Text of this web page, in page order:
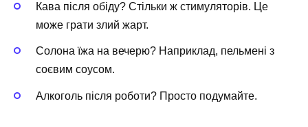
Кава після обіду? Стільки ж стимуляторів. Це
може грати злий жарт.
Солона їжа на вечерю? Наприклад, пельмені з
соєвим соусом.
Алкоголь після роботи? Просто подумайте.